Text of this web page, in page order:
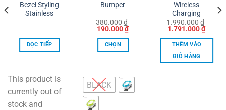
Bezel Styling
Stainless
ĐỌC TIẾP
This product is
currently out of
stock and
Bumper
380.000₫
Giá
là:
380.000 ₫.
190.000₫Giá
hiện
190.000 ₫.
CHỌN
phẩm
này
BLACK
Wireless
Charging
1.990.000₫
Giá
là:
1.990.000 ₫.
1.791.000₫Giá
hiện
tại
THÊM VÀO
GIỎ HÀNG